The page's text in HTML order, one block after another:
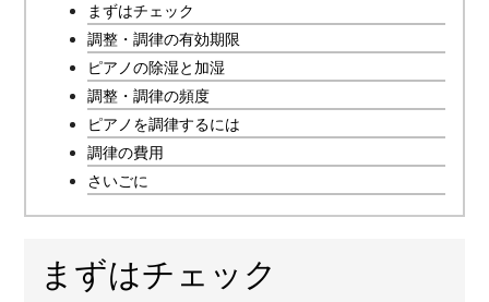
まずはチェック
調整・調律の有効期限
ピアノの除湿と加湿
調整・調律の頻度
ピアノを調律するには
調律の費用
さいごに
まずはチェック